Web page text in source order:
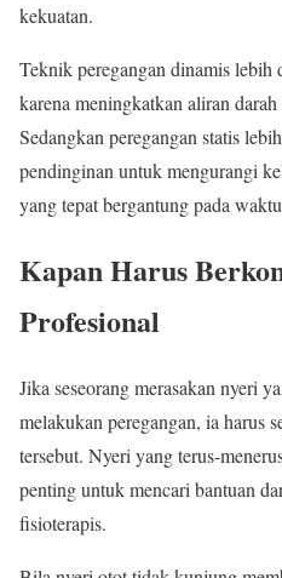
kekuatan.
Teknik peregangan dinamis lebih
karena meningkatkan aliran
Sedangkan peregangan statis
pendinginan untuk mengurangi
yang tepat bergantung pada
Kapan Harus
Profesional
Jika seseorang merasakan nyeri
melakukan peregangan, ia harus
tersebut. Nyeri yang terus-
penting untuk mencari bantuan
fisioterapis.